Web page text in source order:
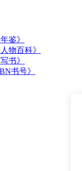
鉴》
物百科》
书》
书号》